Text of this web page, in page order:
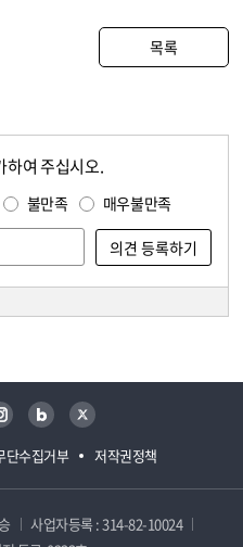
목록
하여 주십시오.
불만족 매우불만족
단수집거부 저작권정책
인스타그램 블로그 트위터
사업자등록 : 314-82-10024